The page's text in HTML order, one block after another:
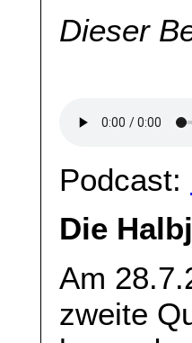
Dieser
Podcast:
Die
Am
zweite